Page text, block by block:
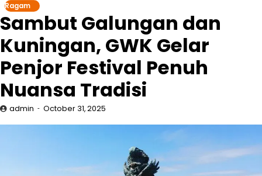
Ragam
Sambut Galungan dan
Kuningan, GWK Gelar
Penjor Festival Penuh
Nuansa Tradisi
admin October 31, 2025